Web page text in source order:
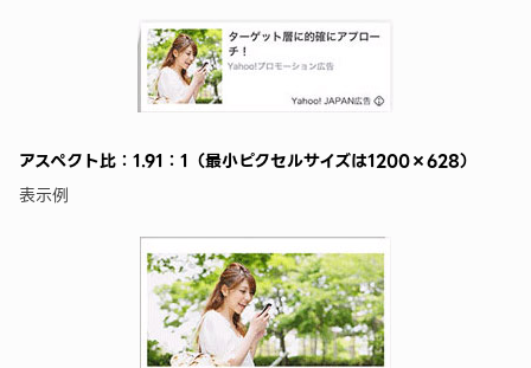
アスペクト比：1.91：1（最小ピクセルサイズは1200×628）
表示例